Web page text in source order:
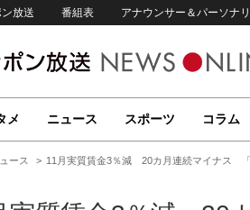
放送 番組表 アナウンサー＆パーソナ
メ ニュース スポーツ コラム
ース 11月実質賃金3％減 20カ月連続マイナス 「